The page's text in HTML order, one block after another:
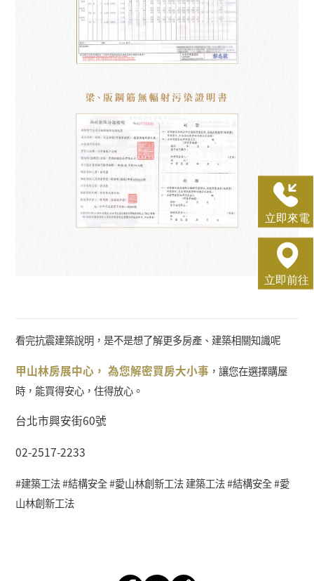
看完抗震建築說明，是不是想了解更多房產、建築相關知識呢
甲山林房展中心，為您解密買房大小事 ，讓您在選擇購屋
時，能買得安心，住得放心。
台北市興安街60號
02-2517-2233
#建築工法 #結構安全 #愛山林創新工法建築工法 #結構安全 #愛
山林創新工法